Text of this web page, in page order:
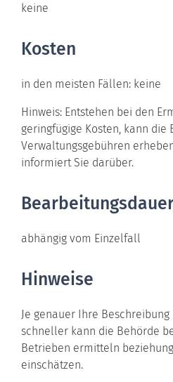
keine
Kosten
in den meisten Fällen: keine
Hinweis: Entstehen bei den
geringfügige Kosten, kann die
Verwaltungsgebühren
informiert Sie darüber.
abhängig vom Einzelfall
Hinweise
Je genauer Ihre
schneller kann die Behörde
Betrieben ermitteln
einschätzen.